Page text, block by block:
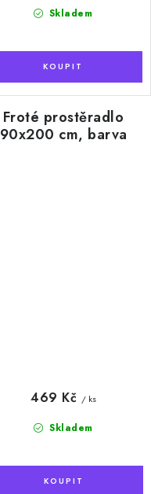
Skladem
Froté prostěradlo
90x200 cm, barva
Skladem
469 Kč / ks